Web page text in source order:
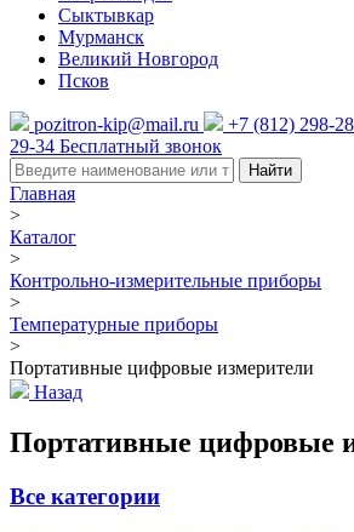
Сыктывкар
Мурманск
Великий Новгород
Псков
pozitron-kip@mail.ru +7 (812) 298-
29-34 Бесплатный звонок
Найти
Главная
>
Каталог
>
Контрольно-измерительные приборы
>
Температурные приборы
>
Портативные цифровые измерители
Назад
Портативные цифровые
Все категории